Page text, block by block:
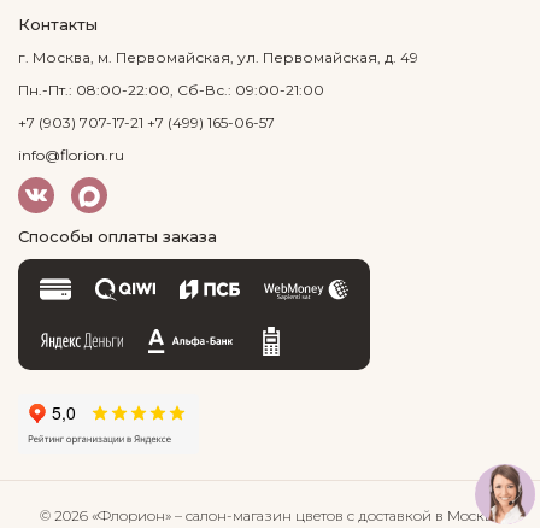
Контакты
г. Москва, м. Первомайская, ул. Первомайская, д. 49
Пн.-Пт.: 08:00-22:00, Сб-Вс.: 09:00-21:00
+7 (903) 707-17-21 +7 (499) 165-06-57
info@florion.ru
Способы оплаты заказа
© 2026 «Флорион» – салон-магазин цветов с доставкой в Москве